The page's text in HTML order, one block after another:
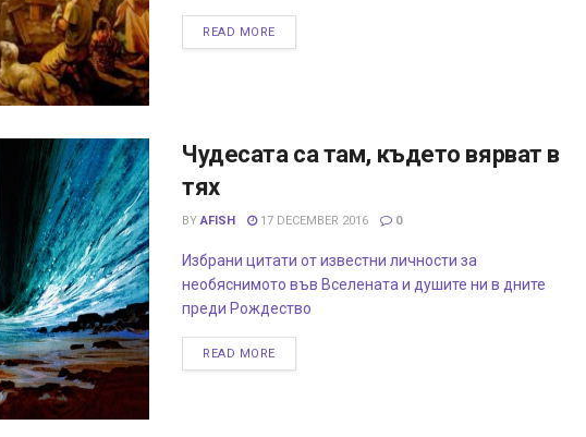
READ MORE
Чудесата са там, където вярват в
тях
BY AFISH 17 DECEMBER 2016 0
Избрани цитати от известни личности за
необяснимото във Вселената и душите ни в дните
преди Рождество
READ MORE